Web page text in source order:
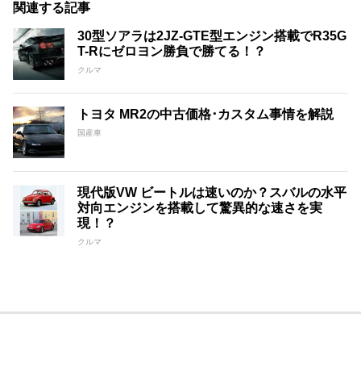
関連する記事
30型ソアラは2JZ-GTE型エンジン搭載でR35G
T-Rにゼロヨン勝負で勝てる！？
クルマ
トヨタ MR2の中古価格･カスタム事情を解説
国産車
現代版VW ビートルは速いのか？スバルの水平
対向エンジンを搭載して驚異的な速さを実
現！？
クルマ